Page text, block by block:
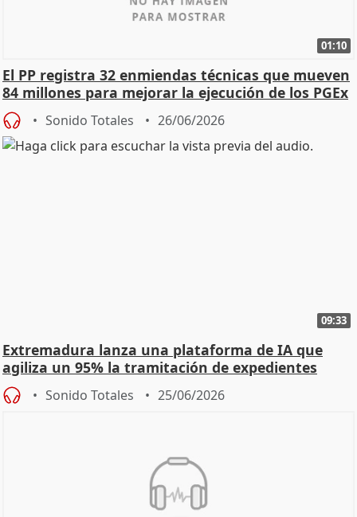
01:10
El PP registra 32 enmiendas técnicas que mueven
84 millones para mejorar la ejecución de los PGEx
Sonido Totales 26/06/2026
09:33
Extremadura lanza una plataforma de IA que
agiliza un 95% la tramitación de expedientes
Sonido Totales 25/06/2026